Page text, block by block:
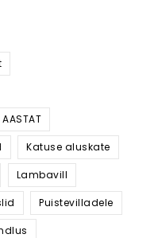
AASTAT
Katuse aluskate
Lambavill
Puistevilladele